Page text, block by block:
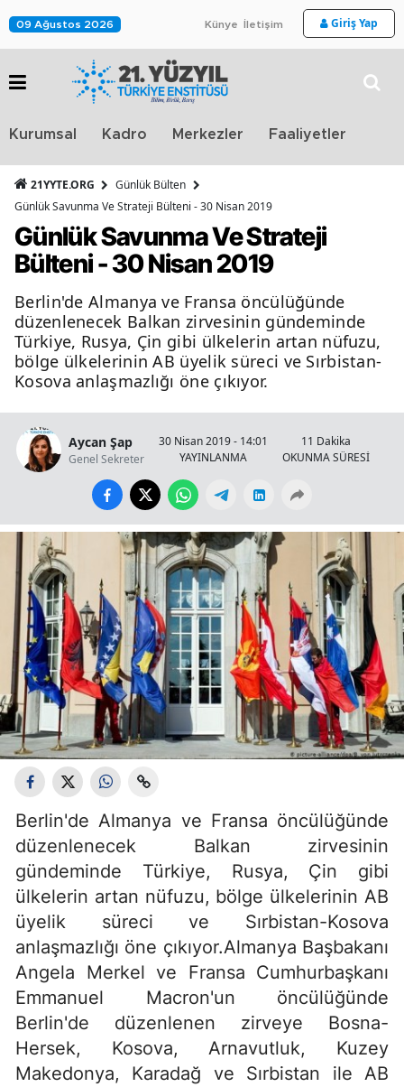
09 Ağustos 2026 Künye İletişim Giriş Yap
Kurumsal Kadro Merkezler Faaliyetler
21YYTE.ORG
Günlük Bülten
Günlük Savunma Ve Strateji Bülteni - 30 Nisan 2019
Günlük Savunma Ve Strateji
Bülteni - 30 Nisan 2019
Berlin'de Almanya ve Fransa öncülüğünde
düzenlenecek Balkan zirvesinin gündeminde
Türkiye, Rusya, Çin gibi ülkelerin artan nüfuzu,
bölge ülkelerinin AB üyelik süreci ve Sırbistan-
Kosova anlaşmazlığı öne çıkıyor.
Aycan Şap
Genel Sekreter
30 Nisan 2019 - 14:01
YAYINLANMA
11 Dakika
OKUNMA SÜRESİ
Berlin'de Almanya ve Fransa öncülüğünde
düzenlenecek Balkan zirvesinin
gündeminde Türkiye, Rusya, Çin gibi
ülkelerin artan nüfuzu, bölge ülkelerinin AB
üyelik süreci ve Sırbistan-Kosova
anlaşmazlığı öne çıkıyor.Almanya Başbakanı
Angela Merkel ve Fransa Cumhurbaşkanı
Emmanuel Macron'un öncülüğünde
Berlin'de düzenlenen zirveye Bosna-
Hersek, Kosova, Arnavutluk, Kuzey
Makedonya, Karadağ ve Sırbistan ile AB